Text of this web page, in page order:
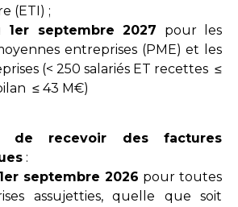
(ETI) ;
1er septembre 2027 pour les
entreprises (PME) et les
(< 250 salariés ET recettes ≤
≤ 43 M€)
de recevoir des factures
:
1er septembre 2026 pour toutes
assujetties, quelle que soit